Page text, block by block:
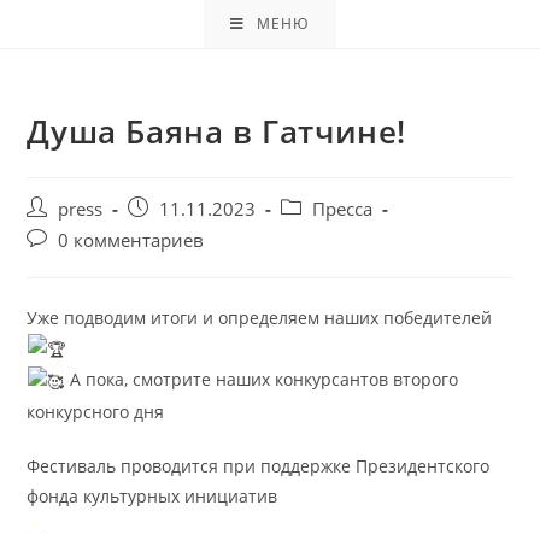
МЕНЮ
Душа Баяна в Гатчине!
press 11.11.2023
Пресса
0 комментариев
Уже подводим итоги и определяем наших победителей
А пока, смотрите наших конкурсантов второго
конкурсного дня
Фестиваль проводится при поддержке Президентского
фонда культурных инициатив